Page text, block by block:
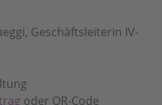
Geschäftsleiterin IV-
oder QR-Code